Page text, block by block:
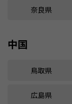
奈良県
中国
鳥取県
広島県